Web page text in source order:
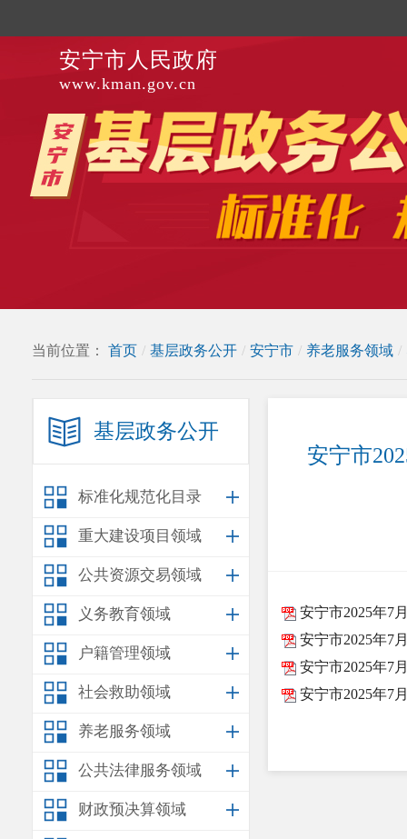
安宁市人民政府
www.kman.gov.cn
当前位置： 首页 / 基层政务公开 / 安宁市 / 养老服务领域 /
基层政务公开
标准化规范化目录
重大建设项目领域
公共资源交易领域
义务教育领域
户籍管理领域
社会救助领域
养老服务领域
公共法律服务领域
财政预决算领域
安宁市
安宁市2025年7
安宁市2025年7
安宁市2025年7
安宁市2025年7